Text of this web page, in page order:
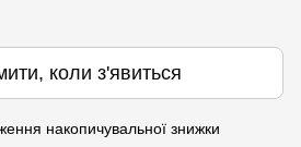
коли з'явиться
накопичувальної знижки